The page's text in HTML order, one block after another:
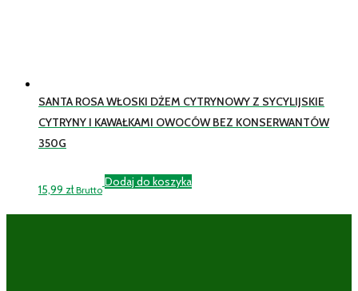
SANTA ROSA WŁOSKI DŻEM CYTRYNOWY Z SYCYLIJSKIE
CYTRYNY I KAWAŁKAMI OWOCÓW BEZ KONSERWANTÓW
350G
15,99 zł Brutto
Dodaj do koszyka